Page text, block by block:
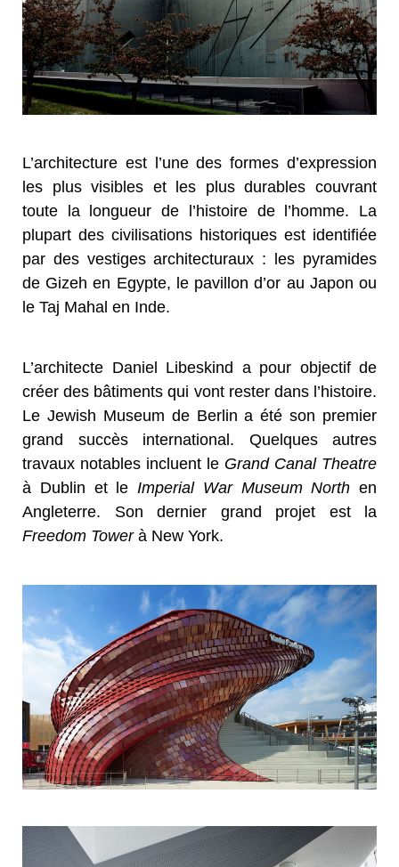
L’architecture est l’une des formes d’expression
les plus visibles et les plus durables couvrant
toute la longueur de l’histoire de l’homme. La
plupart des civilisations historiques est identifiée
par des vestiges architecturaux : les pyramides
de Gizeh en Egypte, le pavillon d’or au Japon ou
le Taj Mahal en Inde.
L’architecte Daniel Libeskind a pour objectif de
créer des bâtiments qui vont rester dans l’histoire.
Le Jewish Museum de Berlin a été son premier
grand succès international. Quelques autres
travaux notables incluent le Grand Canal Theatre
à Dublin et le Imperial War Museum North en
Angleterre. Son dernier grand projet est la
Freedom Towerà New York.